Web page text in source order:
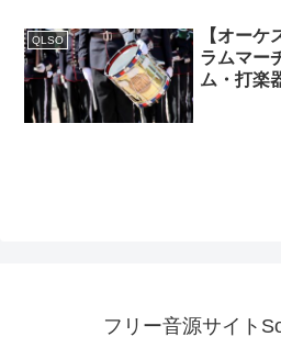
QLSO
【オーケ
ラムマー
ム・打楽
フリー音源サイト